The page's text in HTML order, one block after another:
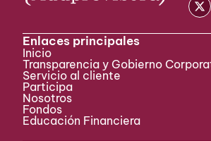
Enlaces principales
Inicio
Transparencia y Gobierno
Servicio al cliente
Participa ​
Nosotros
Fondos
Educación Financiera